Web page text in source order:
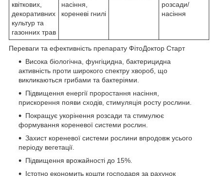
квіткових,
декоративних
культур та
газонних трав
насіння,
кореневі гнилі
розсади/
насіння
Переваги та ефективність препарату ФітоДоктор Старт
Висока біологічна, фунгіцидна, бактерицидна
активність проти широкого спектру хвороб, що
викликаються грибами та бактеріями.
Підвищення енергії проростання насіння,
прискорення появи сходів, стимуляція росту рослини.
Покращує укорінення розсади та стимулює
формування кореневої системи рослин.
Захист кореневої системи рослини впродовж усього
періоду вегетації.
Підвищення врожайності до 15%.
Істотно економить кошти господаря за рахунок